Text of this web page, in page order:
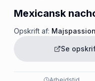
Mexicansk
Opskrift af: Majspassion
Se